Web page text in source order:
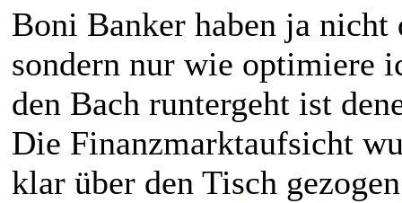
Boni Banker haben ja
sondern nur wie optimiere
den Bach runtergeht ist
Die Finanzmarktaufsicht
klar über den Tisch